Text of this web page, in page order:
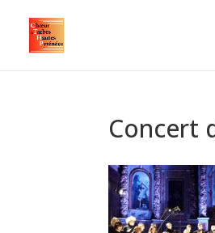
Concert